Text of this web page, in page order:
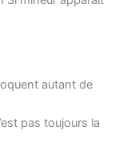
autant de
pas toujours la